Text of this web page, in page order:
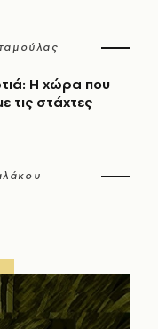
Η χώρα που
τις στάχτες